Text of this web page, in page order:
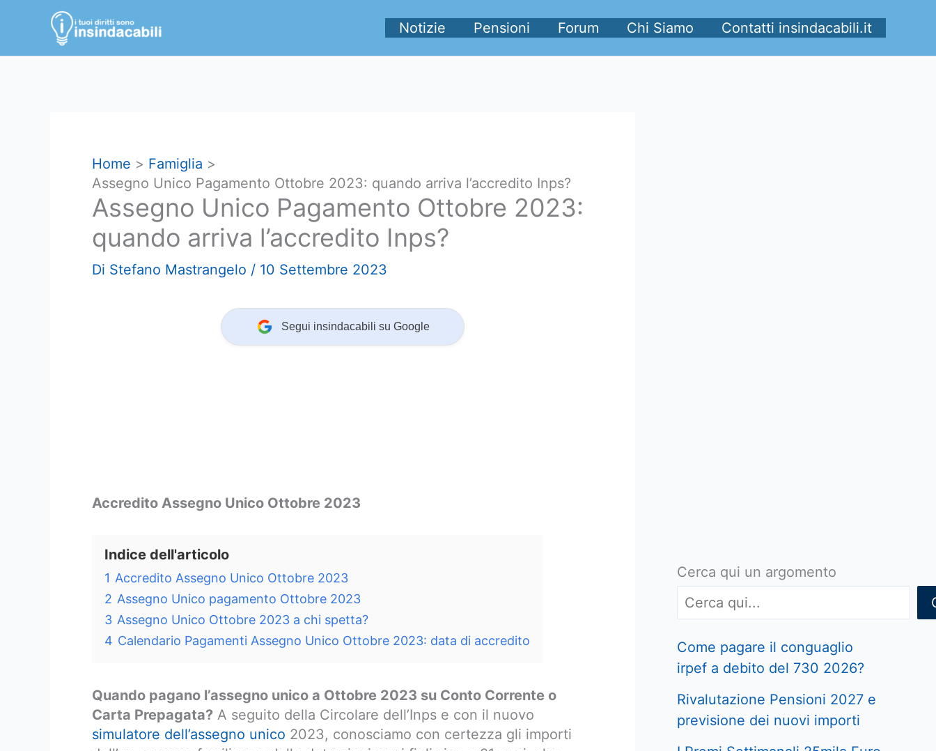
contenuto
Notizie Pensioni Forum Chi Siamo Contatti insindacabili.it
Home
Famiglia
Assegno Unico Pagamento Ottobre 2023: quando arriva l’accredito Inps?
Assegno Unico Pagamento Ottobre 2023:
quando arriva l’accredito Inps?
Di Stefano Mastrangelo / 10 Settembre 2023
Segui insindacabili su Google
Accredito Assegno Unico Ottobre 2023
Indice dell'articolo
1 Accredito Assegno Unico Ottobre 2023
2 Assegno Unico pagamento Ottobre 2023
3 Assegno Unico Ottobre 2023 a chi spetta?
4 Calendario Pagamenti Assegno Unico Ottobre 2023: data di accredito
Quando pagano l’assegno unico a Ottobre 2023 su Conto Corrente o
Carta Prepagata? A seguito della Circolare dell’Inps e con il nuovo
simulatore dell’assegno unico 2023, conosciamo con certezza gli importi
Cerca qui un argomento
Come pagare il conguaglio
irpef a debito del 730 2026?
Rivalutazione Pensioni 2027 e
previsione dei nuovi importi